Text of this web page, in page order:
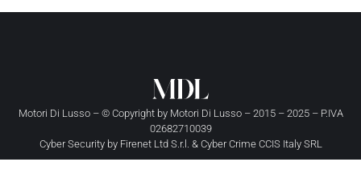
Motori Di Lusso – © Copyright by Motori Di Lusso– 2015 – 2025 – P.IVA
02682710039
Cyber Security by Firenet Ltd S.r.l. & Cyber Crime CCIS Italy SRL